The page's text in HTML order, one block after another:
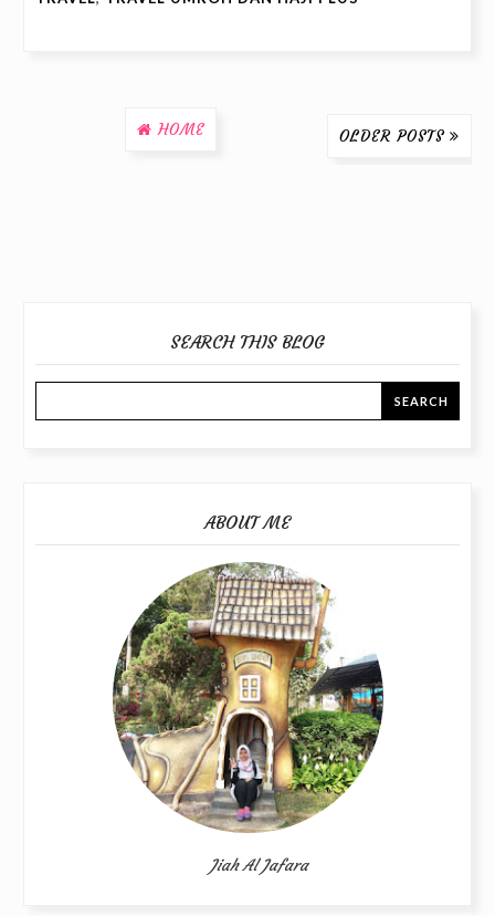
OLDER POSTS
HOME
SEARCH THIS BLOG
ABOUT ME
Jiah Al Jafara